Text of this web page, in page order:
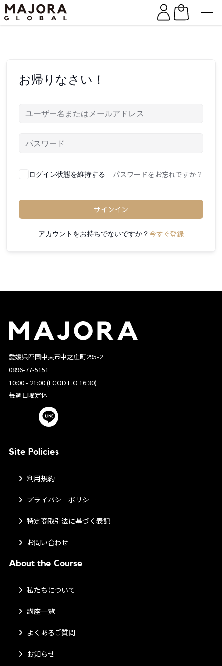
Skip
Skip
お帰りなさい！
ログイン状態を維持する パスワードをお忘れですか？
サインイン
アカウントをお持ちでないですか？ 今すぐ登録
愛媛県四国中央市中之庄町295-2
0896-77-5151
10:00 - 21:00 (FOOD L.O 16:30)
毎週日曜定休
Site Policies
利用規約
プライバシーポリシー
特定商取引法に基づく表記
お問い合わせ
About the Course
私たちについて
講座一覧
よくあるご質問
お知らせ